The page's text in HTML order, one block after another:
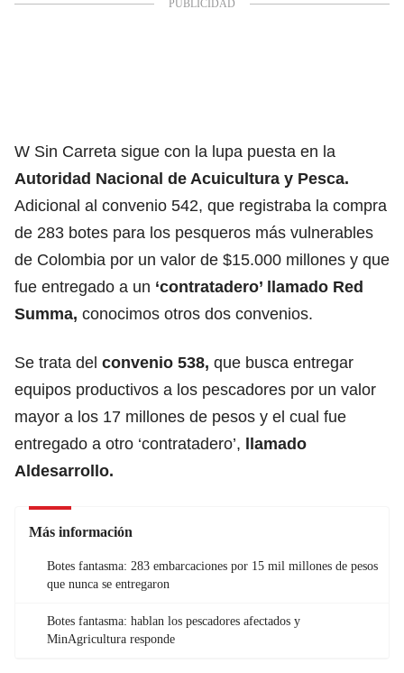
W Sin Carreta sigue con la lupa puesta en la
Autoridad Nacional de Acuicultura y Pesca.
Adicional al convenio 542, que registraba la compra
de 283 botes para los pesqueros más vulnerables
de Colombia por un valor de $15.000 millones y que
fue entregado a un ‘contratadero’ llamado Red
Summa, conocimos otros dos convenios.
Se trata del convenio 538, que busca entregar
equipos productivos a los pescadores por un valor
mayor a los 17 millones de pesos y el cual fue
entregado a otro ‘contratadero’, llamado
Aldesarrollo.
Más información
Botes fantasma: 283 embarcaciones por 15 mil millones de pesos
que nunca se entregaron
Botes fantasma: hablan los pescadores afectados y
MinAgricultura responde